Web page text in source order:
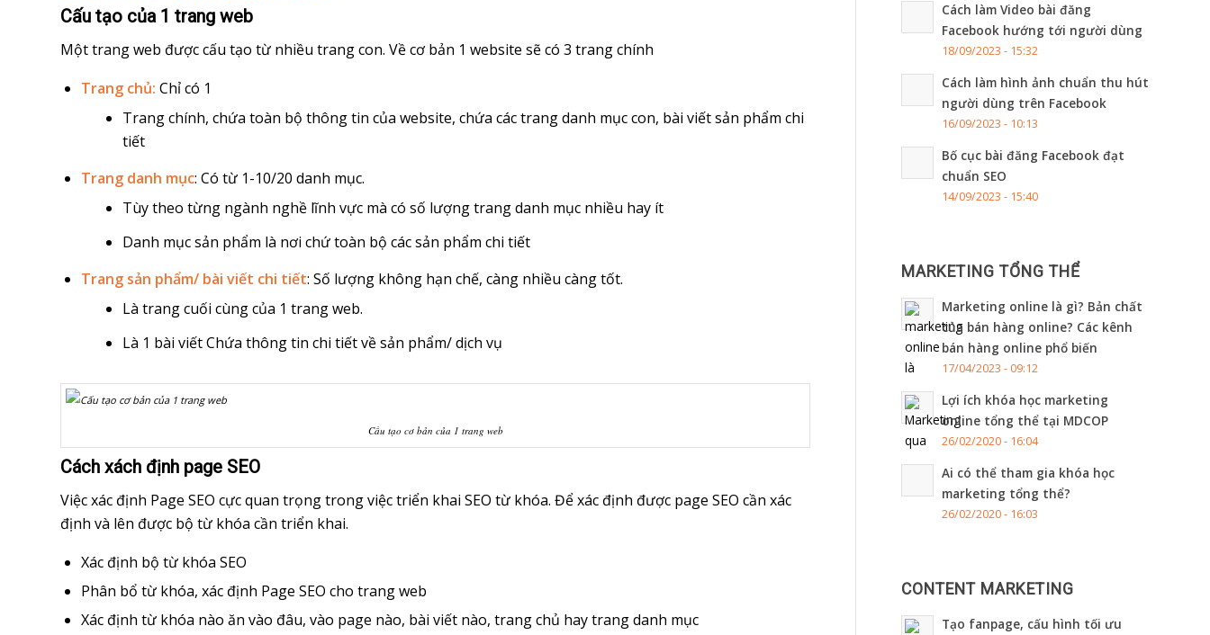
Cấu tạo của 1 trang web
Một trang web được cấu tạo từ nhiều trang con. Về cơ bản 1 website sẽ có 3 trang chính
Trang chủ: Chỉ có 1
Trang chính, chứa toàn bộ thông tin của website, chứa các trang danh mục con, bài viết sản phẩm chi
tiết
Trang danh mục: Có từ 1-10/20 danh mục.
Tùy theo từng ngành nghề lĩnh vực mà có số lượng trang danh mục nhiều hay ít
Danh mục sản phẩm là nơi chứ toàn bộ các sản phẩm chi tiết
Trang sản phẩm/ bài viết chi tiết: Số lượng không hạn chế, càng nhiều càng tốt.
Là trang cuối cùng của 1 trang web.
Là 1 bài viết Chứa thông tin chi tiết về sản phẩm/ dịch vụ
Cấu tạo cơ bản của 1 trang web
Cách xách định page SEO
Việc xác định Page SEO cực quan trọng trong việc triển khai SEO từ khóa. Để xác định được page SEO cần xác
định và lên được bộ từ khóa cần triển khai.
Xác định bộ từ khóa SEO
Phân bổ từ khóa, xác định Page SEO cho trang web
Xác định từ khóa nào ăn vào đâu, vào page nào, bài viết nào, trang chủ hay trang danh mục
Cách làm Video bài đăng
Facebook hướng tới người dùng
18/09/2023 - 15:32
Cách làm hình ảnh chuẩn thu hút
người dùng trên Facebook
16/09/2023 - 10:13
Bố cục bài đăng Facebook đạt
chuẩn SEO
14/09/2023 - 15:40
MARKETING TỔNG THỂ
Marketing online là gì? Bản chất
của bán hàng online? Các kênh
bán hàng online phổ biến
17/04/2023 - 09:12
Lợi ích khóa học marketing
online tổng thể tại MDCOP
26/02/2020 - 16:04
Ai có thể tham gia khóa học
marketing tổng thể?
26/02/2020 - 16:03
CONTENT MARKETING
Tạo fanpage, cấu hình tối ưu